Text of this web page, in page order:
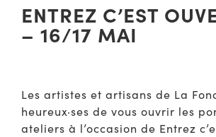
ENTREZ C’EST
– 16/17 MAI
Les artistes et artisans de La
heureux·ses de vous ouvrir les
ateliers à l’occasion de Entrez